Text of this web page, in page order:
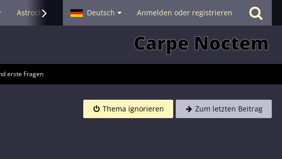
Astrochat - Smalltalk Hilfe
Deutsch Anmelden oder registrieren
erste Fragen
Thema ignorieren Zum letzten Beitrag